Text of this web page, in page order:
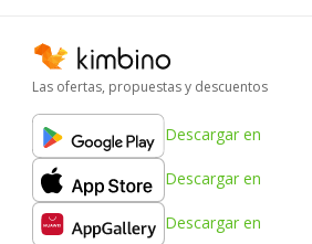
Las ofertas, propuestas y descuentos
Descargar en
Descargar en
Descargar en